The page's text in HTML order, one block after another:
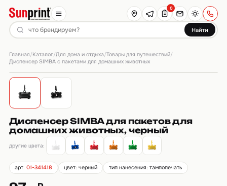
Найти
0
Главная/Каталог/Для дома и отдыха/Товары для путешествий/
Диспенсер SIMBA с пакетами для домашних животных
Диспенсер SIMBA для пакетов для
домашних животных, черный
другие цвета:
арт.01-341418 цвет: черный тип нанесения: тампопечать